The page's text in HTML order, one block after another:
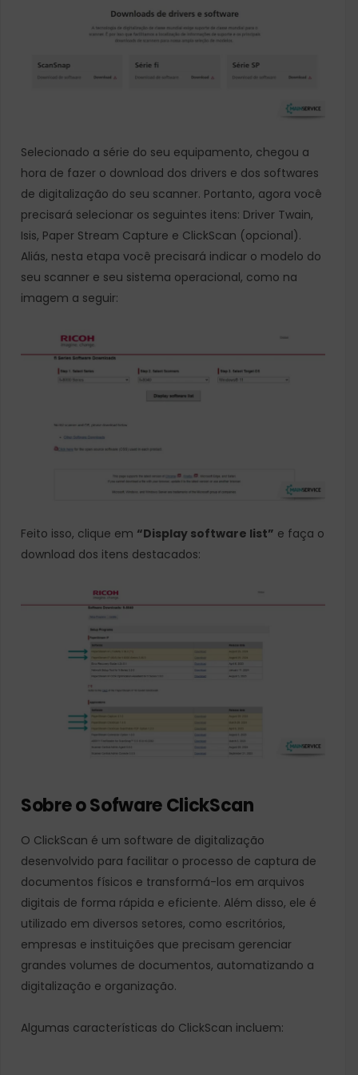
Selecionado a série do seu equipamento, chegou a
hora de fazer o download dos drivers e dos softwares
de digitalização do seu scanner. Portanto, agora você
precisará selecionar os seguintes itens: Driver Twain,
Isis, Paper Stream Capture e ClickScan (opcional).
Aliás, nesta etapa você precisará indicar o modelo do
seu scanner e seu sistema operacional, como na
imagem a seguir:
Feito isso, clique em “Display software list” e faça o
download dos itens destacados:
Sobre o Sofware ClickScan
O ClickScan é um software de digitalização
desenvolvido para facilitar o processo de captura de
documentos físicos e transformá-los em arquivos
digitais de forma rápida e eficiente. Além disso, ele é
utilizado em diversos setores, como escritórios,
empresas e instituições que precisam gerenciar
grandes volumes de documentos, automatizando a
digitalização e organização.
Algumas características do ClickScan incluem: